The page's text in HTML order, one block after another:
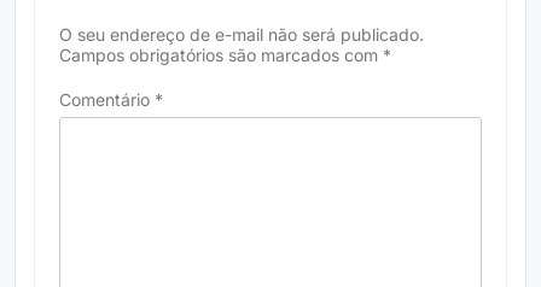
O seu endereço de e-mail não será publicado.
Campos obrigatórios são marcados com *
Comentário *